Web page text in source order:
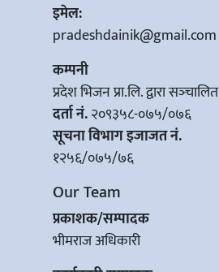
इमेल:
pradeshdainik@gmail.com
कम्पनी
प्रदेश भिजन प्रा.लि. द्वारा सञ्‍चालित
दर्ता नं.२०९३५८-०७५/०७६
सूचना विभाग इजाजत नं.
१२५६/०७५/७६
Our Team
प्रकाशक/सम्पादक
भीमराज अधिकारी